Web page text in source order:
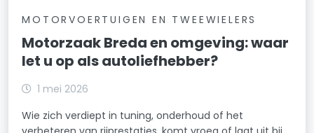
MOTORVOERTUIGEN EN TWEEWIELERS
Motorzaak Breda en omgeving: waar
let u op als autoliefhebber?
1 mei 2026
Wie zich verdiept in tuning, onderhoud of het